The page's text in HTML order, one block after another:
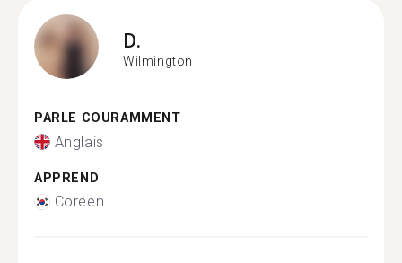
D.
Wilmington
PARLE COURAMMENT
Anglais
APPREND
Coréen